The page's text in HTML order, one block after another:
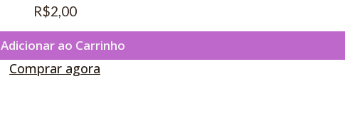
R$2,00
Adicionar ao Carrinho
Comprar agora